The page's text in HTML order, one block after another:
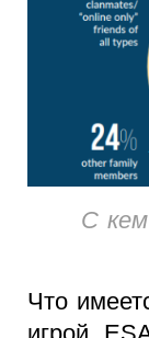
С
Что